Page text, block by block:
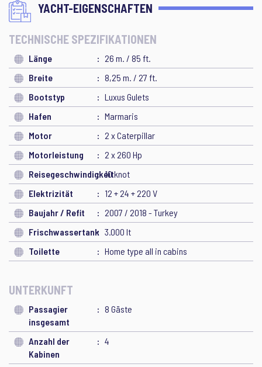
YACHT-EIGENSCHAFTEN
TECHNISCHE SPEZIFIKATIONEN
Länge
26 m. / 85 ft.
Breite
8,25 m. / 27 ft.
Bootstyp
Luxus Gulets
Hafen
Marmaris
Motor
2 x Caterpillar
Motorleistung
2 x 260 Hp
Reisegeschwindigkeit10 knot
Elektrizität
12 + 24 + 220 V
Baujahr / Refit
2007 / 2018 - Turkey
Frischwassertank 3.000 lt
Toilette
Home type all in cabins
UNTERKUNFT
Passagier
insgesamt
8 Gäste
Anzahl der
Kabinen
4